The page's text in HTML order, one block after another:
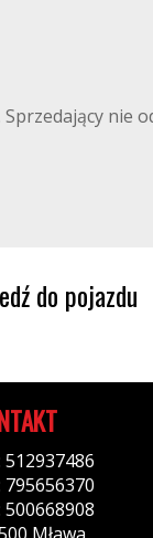
nie
do pojazdu
512937486
795656370
500668908